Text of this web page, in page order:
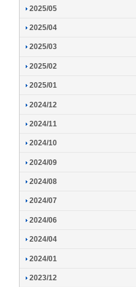
2025/05
2025/04
2025/03
2025/02
2025/01
2024/12
2024/11
2024/10
2024/09
2024/08
2024/07
2024/06
2024/04
2024/01
2023/12